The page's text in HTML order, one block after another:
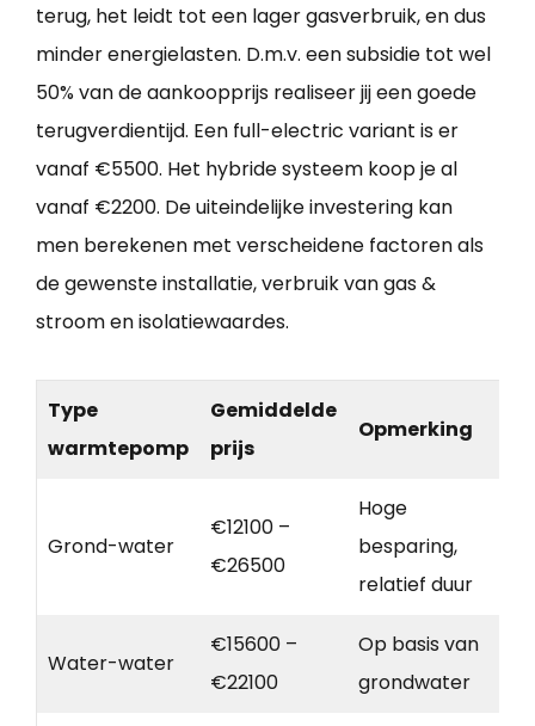
terug, het leidt tot een lager gasverbruik, en dus
minder energielasten. D.m.v. een subsidie tot wel
50% van de aankoopprijs realiseer jij een goede
terugverdientijd. Een full-electric variant is er
vanaf €5500. Het hybride systeem koop je al
vanaf €2200. De uiteindelijke investering kan
men berekenen met verscheidene factoren als
de gewenste installatie, verbruik van gas &
stroom en isolatiewaardes.
Type
warmtepomp
Gemiddelde
prijs
Opmerking
Grond-water
€12100 –
€26500
Hoge
besparing,
relatief duur
Water-water
€15600 –
€22100
Op basis van
grondwater